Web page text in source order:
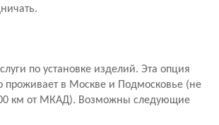
по установке изделий. Эта опция
проживает в Москве и Подмосковье (не
км от МКАД). Возможны следующие